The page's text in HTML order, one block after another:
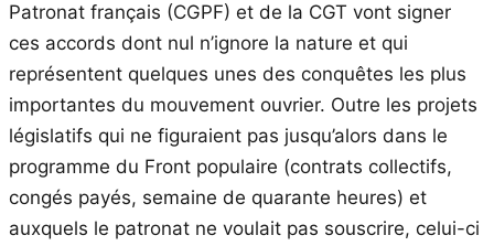
Patronat français (CGPF) et de la CGT vont signer
ces accords dont nul n’ignore la nature et qui
représentent quelques unes des conquêtes les plus
importantes du mouvement ouvrier. Outre les projets
législatifs qui ne figuraient pas jusqu’alors dans le
programme du Front populaire (contrats collectifs,
congés payés, semaine de quarante heures) et
auxquels le patronat ne voulait pas souscrire, celui-ci